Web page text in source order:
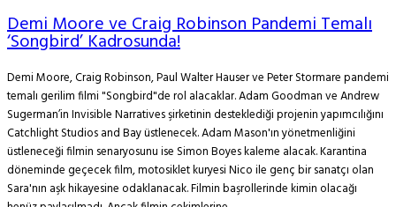
Demi Moore ve Craig Robinson Pandemi Temalı
‘Songbird’ Kadrosunda!
Demi Moore, Craig Robinson, Paul Walter Hauser ve Peter Stormare pandemi
temalı gerilim filmi "Songbird"de rol alacaklar. Adam Goodman ve Andrew
Sugerman’in Invisible Narratives şirketinin desteklediği projenin yapımcılığını
Catchlight Studios and Bay üstlenecek. Adam Mason'ın yönetmenliğini
üstleneceği filmin senaryosunu ise Simon Boyes kaleme alacak. Karantina
döneminde geçecek film, motosiklet kuryesi Nico ile genç bir sanatçı olan
Sara'nın aşk hikayesine odaklanacak. Filmin başrollerinde kimin olacağı